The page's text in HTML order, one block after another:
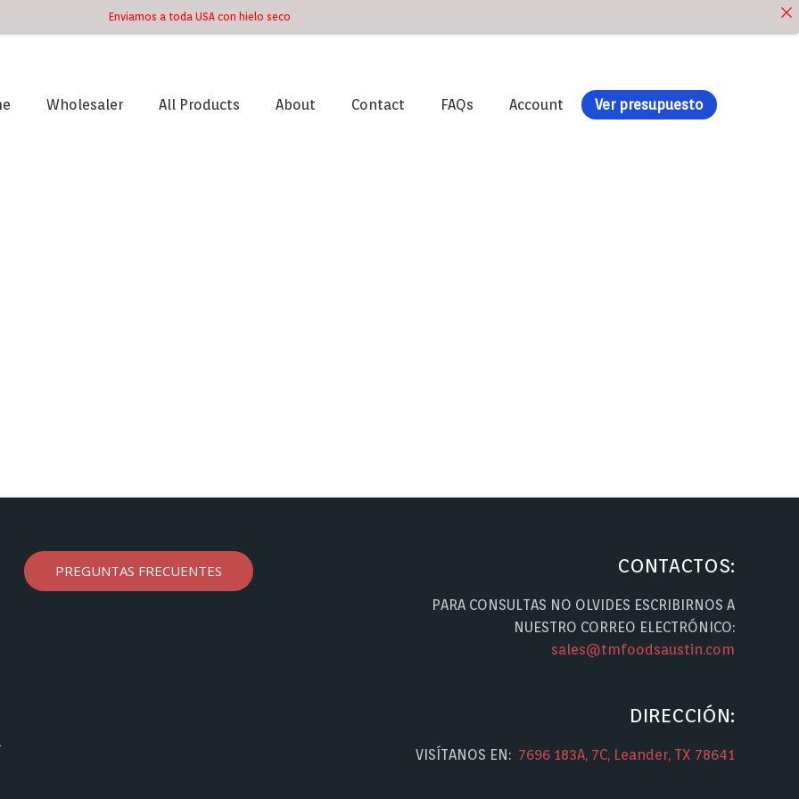
Enviamos a toda USA con hielo seco
Wholesaler All Products About Contact FAQs Account Ver presupuesto
PREGUNTAS FRECUENTES CONTACTOS:
PARA CONSULTAS NO OLVIDES ESCRIBIRNOS A
NUESTRO CORREO ELECTRÓNICO:
sales@tmfoodsaustin.com
DIRECCIÓN:
VISÍTANOS EN: 7696 183A, 7C, Leander, TX 78641